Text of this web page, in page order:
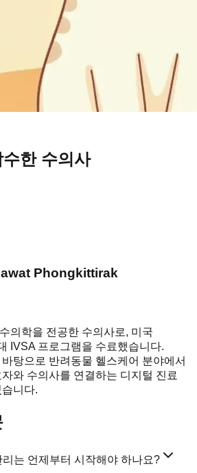
한 수의사
Phongkittirak
의학을 전공한 수의사로, 미국
IVSA 프로그램을 수료했습니다.
탕으로 반려동물 헬스케어 분야에서
와 수의사를 연결하는 디지털 진료
니다.
는 언제부터 시작해야 하나요?